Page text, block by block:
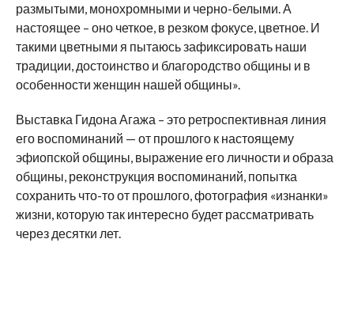
размытыми, монохромными и черно-белыми. А
настоящее – оно четкое, в резком фокусе, цветное. И
такими цветными я пытаюсь зафиксировать наши
традиции, достоинство и благородство общины и в
особенности женщин нашей общины».
Выставка Гидона Агажа – это ретроспективная линия
его воспоминаний — от прошлого к настоящему
эфиопской общины, выражение его личности и образа
общины, реконструкция воспоминаний, попытка
сохранить что-то от прошлого, фотография «изнанки»
жизни, которую так интересно будет рассматривать
через десятки лет.